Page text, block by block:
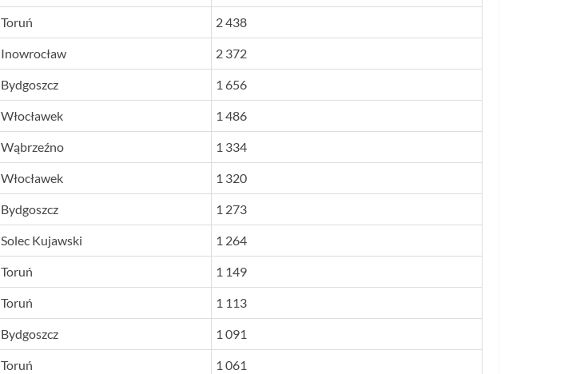
Toruń 2 438
Inowrocław 2 372
Bydgoszcz 1 656
Włocławek 1 486
Wąbrzeźno 1 334
Włocławek 1 320
Bydgoszcz 1 273
Solec Kujawski 1 264
Toruń 1 149
Toruń 1 113
Bydgoszcz 1 091
Toruń 1 061